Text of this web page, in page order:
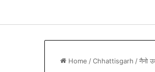
Home /Chhattisgarh /नैनो